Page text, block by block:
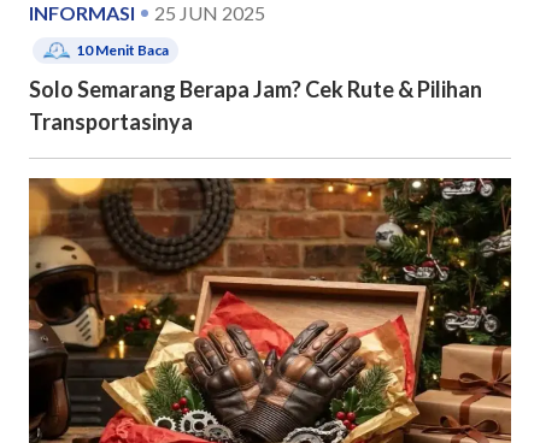
INFORMASI 25 JUN 2025
10Menit Baca
Solo Semarang Berapa Jam? Cek Rute & Pilihan
Transportasinya